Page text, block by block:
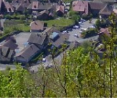
et
Vacances